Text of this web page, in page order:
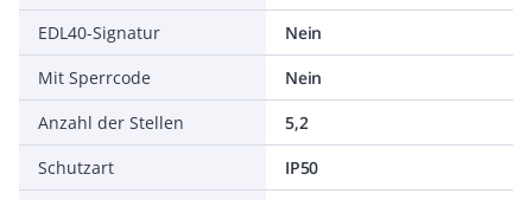
EDL40-Signatur
Nein
Mit Sperrcode
Nein
Anzahl der Stellen
5,2
Schutzart
IP50